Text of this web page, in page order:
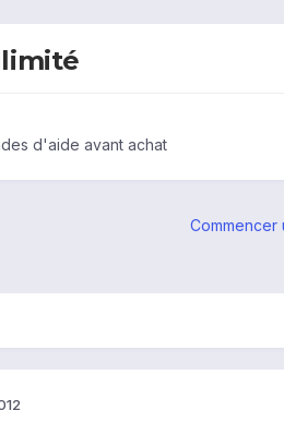
d'aide avant achat
Commencer